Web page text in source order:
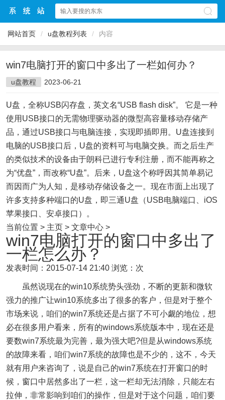
网站首页 / u盘教程列表 / 内容
win7电脑打开的窗口中多出了一栏如何办？
u盘教程 2023-06-21
U盘，全称USB闪存盘，英文名“USB flash disk”。 它是一种
使用USB接口的无需物理驱动器的微型高容量移动存储产
品，通过USB接口与电脑连接，实现即插即用。U盘连接到
电脑的USB接口后，U盘的资料可与电脑交换。而之后生产
的类似技术的设备由于朗科已进行专利注册，而不能再称之
为“优盘”，而改称“U盘”。后来，U盘这个称呼因其简单易记
而因而广为人知，是移动存储设备之一。现在市面上出现了
许多支持多种端口的U盘，即三通U盘（USB电脑端口、iOS
苹果接口、安卓接口）。
当前位置 > 主页 > 文章中心 >
win7电脑打开的窗口中多出了
一栏怎么办？
发表时间：2015-07-14 21:40 浏览：次
虽然说现在的win10系统势头强劲，不断的更新和微软
强力的推广让win10系统多出了很多的客户，但是对于整个
市场来说，咱们的win7系统还是占据了不可小觑的地位，想
必在很多用户看来，所有的windows系统版本中，现在还是
要数win7系统最为完善，最为强大吧?但是从windows系统
的故障来看，咱们win7系统的故障也是不少的，这不，今天
就有用户来咨询了，说是自己的win7系统在打开窗口的时
候，窗口中居然多出了一栏，这一栏却无法消除，只能左右
拉伸，非常影响到咱们的操作，但是对于这个问题，咱们要